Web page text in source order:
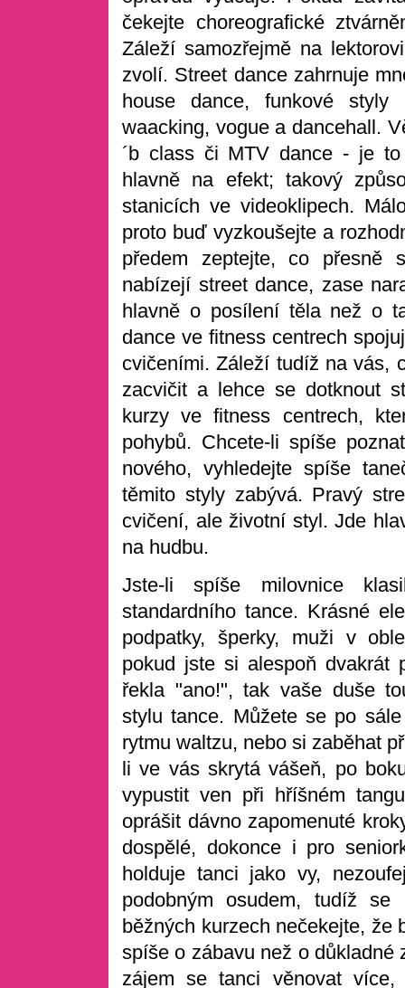
čekejte choreografické
Záleží samozřejmě na
zvolí. Street dance zahrnuje
house dance, funkové styly
waacking, vogue a dancehall.
´b class či MTV dance - je to
hlavně na efekt; takový
stanicích ve videoklipech.
proto buď vyzkoušejte a
předem zeptejte, co přesně
nabízejí street dance, zase
hlavně o posílení těla než o
dance ve fitness centrech
cvičeními. Záleží tudíž na vás,
zacvičit a lehce se dotknout
kurzy ve fitness centrech,
pohybů. Chcete-li spíše
nového, vyhledejte spíše
těmito styly zabývá. Pravý
cvičení, ale životní styl. Jde
na hudbu.
Jste-li spíše milovnice
standardního tance. Krásné
podpatky, šperky, muži v
pokud jste si alespoň dvakrát
řekla "ano!", tak vaše duše
stylu tance. Můžete se po
rytmu waltzu, nebo si zaběhat
li ve vás skrytá vášeň, po
vypustit ven při hříšném
oprášit dávno zapomenuté
dospělé, dokonce i pro
holduje tanci jako vy,
podobným osudem, tudíž
běžných kurzech nečekejte, že
spíše o zábavu než o důkladné
zájem se tanci věnovat